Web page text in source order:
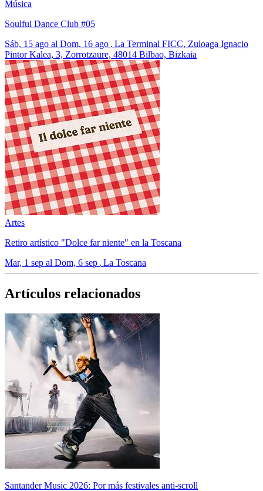
Música
Soulful Dance Club #05
Sáb, 15 ago al Dom, 16 ago La Terminal FICC, Zuloaga Ignacio
Pintor Kalea, 3, Zorrotzaure, 48014 Bilbao, Bizkaia
Artes
Retiro artístico "Dolce far niente" en la Toscana
Mar, 1 sep al Dom, 6 sep La Toscana
Artículos relacionados
Santander Music 2026: Por más festivales anti-scroll